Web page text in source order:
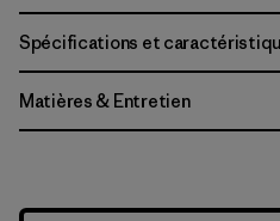
Spécifications et
Matières & Entretien